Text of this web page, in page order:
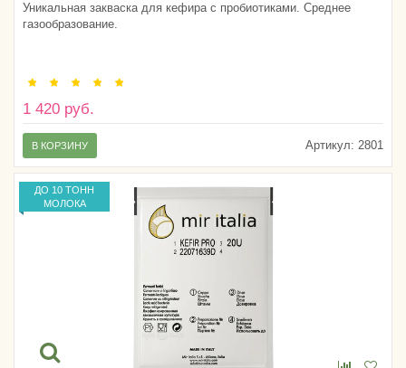
Уникальная закваска для кефира с пробиотиками. Среднее
газообразование.
1 420 руб.
Артикул: 2801
В КОРЗИНУ
ДО 10 ТОНН
МОЛОКА